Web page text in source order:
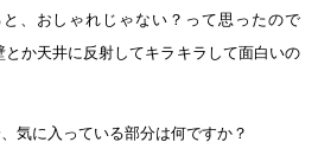
、おしゃれじゃない？って思ったので
とか天井に反射してキラキラして面白いの
気に入っている部分は何ですか？